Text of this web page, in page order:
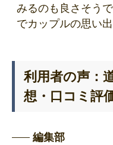
みるのも良さそう
でカップルの思い
利用者の声：
想・口コミ評
編集部